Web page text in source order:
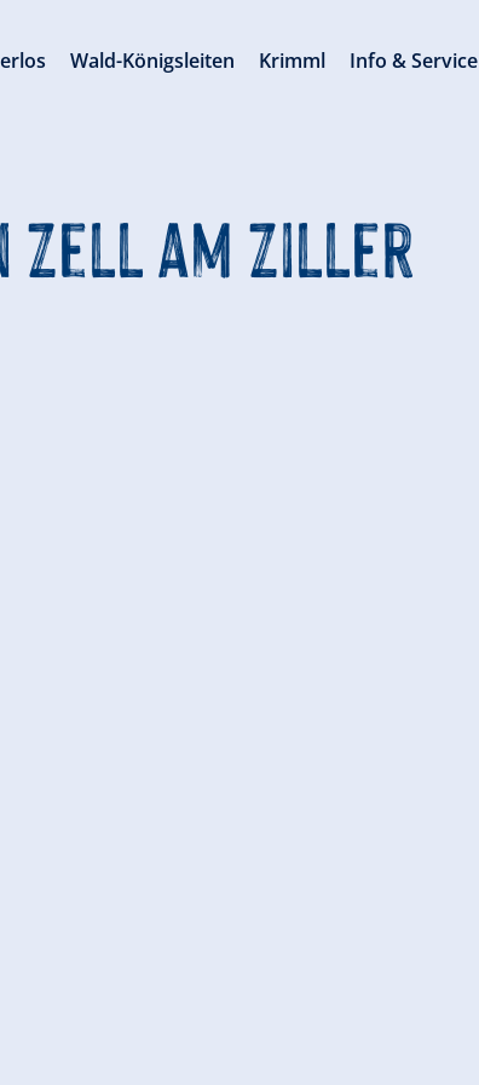
Zell am Ziller
Wald-Königsleiten Krimml Info & Service